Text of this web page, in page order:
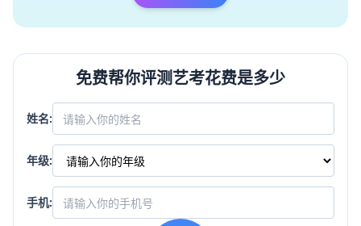
免费帮你评测艺考花费是多少
姓名:
年级:
手机: